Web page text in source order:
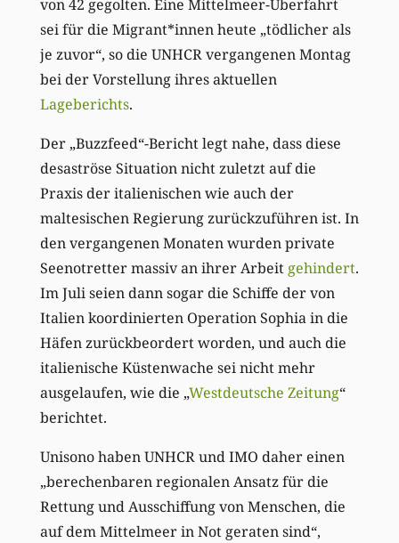
von 42 gegolten. Eine Mittelmeer-Überfahrt
sei für die Migrant*innen heute „tödlicher als
je zuvor“, so die UNHCR vergangenen Montag
bei der Vorstellung ihres aktuellen
Lageberichts.
Der „Buzzfeed“-Bericht legt nahe, dass diese
desaströse Situation nicht zuletzt auf die
Praxis der italienischen wie auch der
maltesischen Regierung zurückzuführen ist. In
den vergangenen Monaten wurden private
Seenotretter massiv an ihrer Arbeit gehindert.
Im Juli seien dann sogar die Schiffe der von
Italien koordinierten Operation Sophia in die
Häfen zurückbeordert worden, und auch die
italienische Küstenwache sei nicht mehr
ausgelaufen, wie die „Westdeutsche Zeitung“
berichtet.
Unisono haben UNHCR und IMO daher einen
„berechenbaren regionalen Ansatz für die
Rettung und Ausschiffung von Menschen, die
auf dem Mittelmeer in Not geraten sind“,